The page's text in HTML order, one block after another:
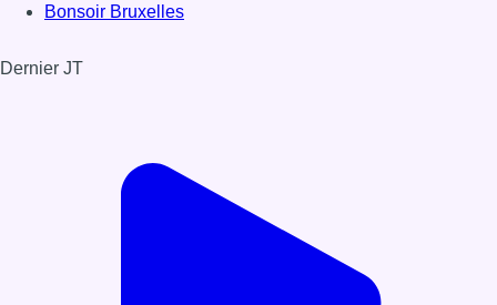
Bonsoir Bruxelles
Dernier JT